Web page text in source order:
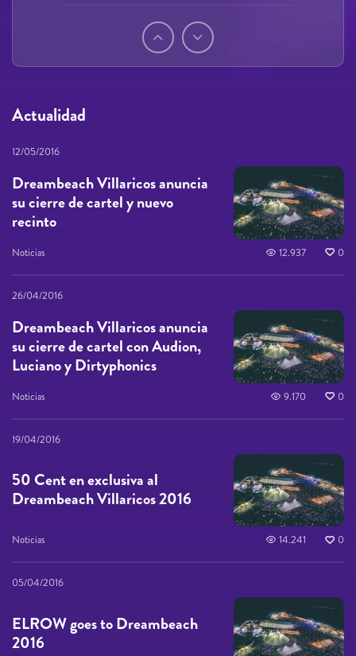
Actualidad
12/05/2016
Dreambeach Villaricos anuncia
su cierre de cartel y nuevo
recinto
Noticias 12.937 0
26/04/2016
Dreambeach Villaricos anuncia
su cierre de cartel con Audion,
Luciano y Dirtyphonics
Noticias 9.170 0
19/04/2016
50 Cent en exclusiva al
Dreambeach Villaricos 2016
Noticias 14.241 0
05/04/2016
ELROW goes to Dreambeach
2016